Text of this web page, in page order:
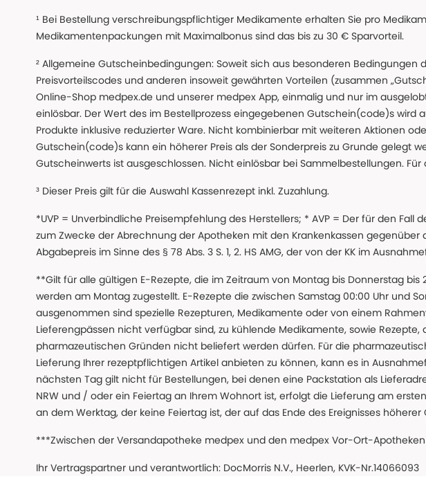
¹ Bei Bestellung verschreibungspflichtiger Medikamente erhalten Sie pro
Medikamentenpackungen mit Maximalbonus sind das bis zu 30 € Sparvorteil.
² Allgemeine Gutscheinbedingungen: Soweit sich aus besonderen
Preisvorteilscodes und anderen insoweit gewährten Vorteilen (zusammen
Online-Shop medpex.de und unserer medpex App, einmalig und nur im
einlösbar. Der Wert des im Bestellprozess eingegebenen Gutschein(code)s
Produkte inklusive reduzierter Ware. Nicht kombinierbar mit weiteren Aktionen
Gutschein(code)s kann ein höherer Preis als der Sonderpreis zu Grunde gelegt
Gutscheinwerts ist ausgeschlossen. Nicht einlösbar bei Sammelbestellungen.
³ Dieser Preis gilt für die Auswahl Kassenrezept inkl. Zuzahlung.
*UVP = Unverbindliche Preisempfehlung des Herstellers; * AVP = Der für den
zum Zwecke der Abrechnung der Apotheken mit den Krankenkassen
Abgabepreis im Sinne des § 78 Abs. 3 S. 1, 2. HS AMG, der von der KK im
**Gilt für alle gültigen E-Rezepte, die im Zeitraum von Montag bis Donnerstag bis
werden am Montag zugestellt. E-Rezepte die zwischen Samstag 00:00 Uhr und
ausgenommen sind spezielle Rezepturen, Medikamente oder von einem
Lieferengpässen nicht verfügbar sind, zu kühlende Medikamente, sowie
pharmazeutischen Gründen nicht beliefert werden dürfen. Für die
Lieferung Ihrer rezeptpflichtigen Artikel anbieten zu können, kann es in
nächsten Tag gilt nicht für Bestellungen, bei denen eine Packstation als
NRW und / oder ein Feiertag an Ihrem Wohnort ist, erfolgt die Lieferung am
an dem Werktag, der keine Feiertag ist, der auf das Ende des Ereignisses höherer
***Zwischen der Versandapotheke medpex und den medpex Vor-Ort-
Ihr Vertragspartner und verantwortlich: DocMorris N.V., Heerlen, KVK-Nr.14066093